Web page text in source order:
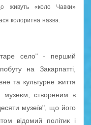
живуть «коло Чавки»
колоритна назва.
село" - перший
на Закарпатті,
та культурне життя
музеєм, створеним в
музеїв", що його
відомий політик і